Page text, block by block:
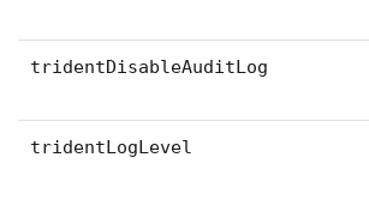
tridentDisableAuditLog
tridentLogLevel